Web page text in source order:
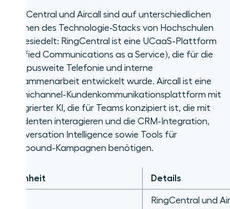
Vergleich zwischen Unified
Communications vs. Plattformen
für Mensch-KI Kommunikation im
Hochschulbereich
Vergleich zwischen RingCentral
und Aircall für Einschreibung und
Kontaktaufnahme rund um die
Immatrikulation
Vergleich zwischen RingCentral
und Aircall für IT-Helpdesks und
LMS- und CRM-Integrationen:
Canvas, Blackboard, Salesforce,
RingCentral und Aircall sind auf unterschiedlichen
Ebenen des Technologie-Stacks von Hochschulen
angesiedelt: RingCentral ist eine UCaaS-Plattform
(Unified Communications as a Service), die für die
campusweite Telefonie und interne
Zusammenarbeit entwickelt wurde. Aircall ist eine
Omnichannel-Kundenkommunikationsplattform mit
integrierter KI, die für Teams konzipiert ist, die mit
Studenten interagieren und die CRM-Integration,
Conversation Intelligence sowie Tools für
Outbound-Kampagnen benötigen.
Einheit Details
RingCentral und